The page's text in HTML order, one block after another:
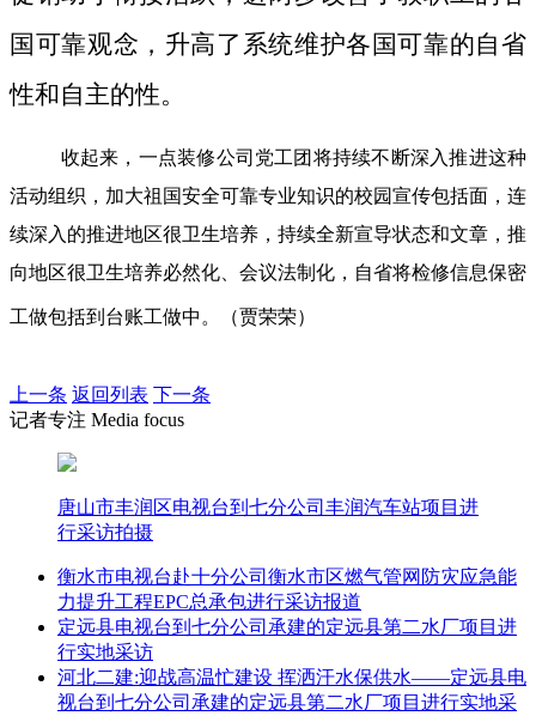
国可靠观念，升高了系统维护各国可靠的自省
性和自主的性。
收起来，一点装修公司党工团将持续不断深入推进这种
活动组织，加大祖国安全可靠专业知识的校园宣传包括面，连
续深入的推进地区很卫生培养，持续全新宣导状态和文章，推
向地区很卫生培养必然化、会议法制化，自省将检修信息保密
工做包括到台账工做中。（贾荣荣）
上一条 返回列表 下一条
记者专注 Media focus
唐山市丰润区电视台到七分公司丰润汽车站项目进
行采访拍摄
衡水市电视台赴十分公司衡水市区燃气管网防灾应急能
力提升工程EPC总承包进行采访报道
定远县电视台到七分公司承建的定远县第二水厂项目进
行实地采访
河北二建:迎战高温忙建设 挥洒汗水保供水——定远县电
视台到七分公司承建的定远县第二水厂项目进行实地采